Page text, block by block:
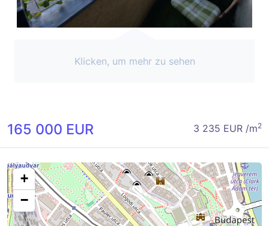
Klicken, um mehr zu sehen
165 000 EUR 3 235 EUR /m2
+
−